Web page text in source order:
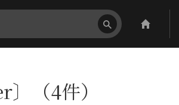
（4件）